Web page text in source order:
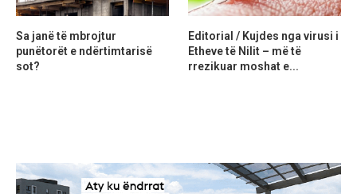
Sa janë të mbrojtur
punëtorët e ndërtimtarisë
sot?
Editorial / Kujdes nga virusi i
Etheve të Nilit – më të
rrezikuar moshat e...